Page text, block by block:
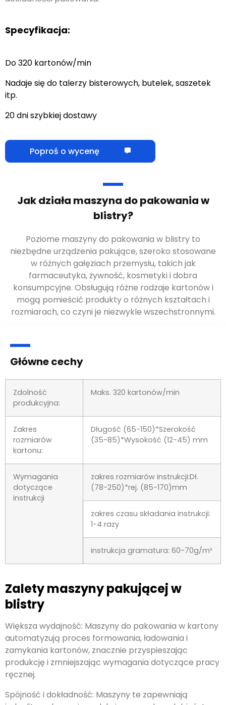
Specyfikacja:
Do 320 kartonów/min
Nadaje się do talerzy bisterowych, butelek, saszetek
itp.
20 dni szybkiej dostawy
Poproś o wycenę
Jak działa maszyna do pakowania w
blistry?
Poziome maszyny do pakowania w blistry to
niezbędne urządzenia pakujące, szeroko stosowane
w różnych gałęziach przemysłu, takich jak
farmaceutyka, żywność, kosmetyki i dobra
konsumpcyjne. Obsługują różne rodzaje kartonów i
mogą pomieścić produkty o różnych kształtach i
rozmiarach, co czyni je niezwykle wszechstronnymi.
Główne cechy
Zdolność
produkcyjna:
Maks. 320 kartonów/min
Zakres
rozmiarów
kartonu:
Długość (65-150)*Szerokość
(35-85)*Wysokość (12-45) mm
Wymagania
dotyczące
instrukcji
zakres rozmiarów instrukcji:Dł.
(78-250)*rej. (85-170)mm
zakres czasu składania instrukcji:
1-4 razy
instrukcja gramatura: 60-70g/m²
Zalety maszyny pakującej w
blistry
Większa wydajność: Maszyny do pakowania w kartony
automatyzują proces formowania, ładowania i
zamykania kartonów, znacznie przyspieszając
produkcję i zmniejszając wymagania dotyczące pracy
ręcznej.
Spójność i dokładność: Maszyny te zapewniają